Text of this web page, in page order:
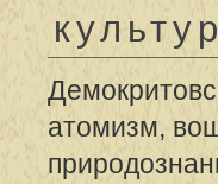
атомизм,